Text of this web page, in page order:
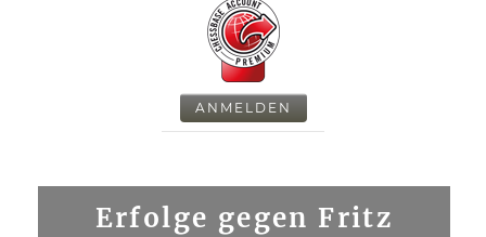
ANMELDEN
Erfolge gegen Fritz